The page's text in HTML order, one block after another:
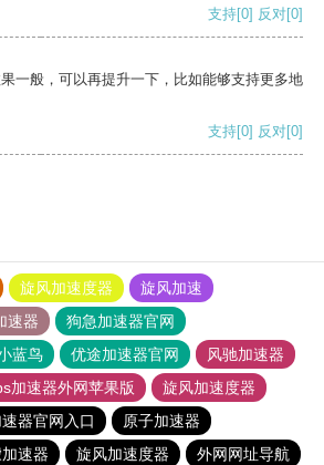
支持[0] 反对[0]
一般，可以再提升一下，比如能够支持更多地
支持[0] 反对[0]
旋风加速度器
旋风加速
速器
狗急加速器官网
蓝鸟 优途加速器官网
风驰加速器
加速器外网苹果版
旋风加速度器
器官网入口
原子加速器
速器 旋风加速度器
外网网址导航